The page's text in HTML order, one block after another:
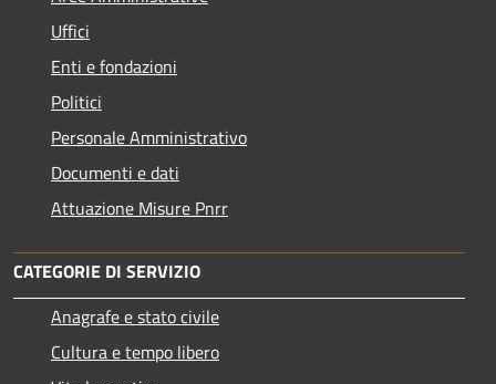
Uffici
Enti e fondazioni
Politici
Personale Amministrativo
Documenti e dati
Attuazione Misure Pnrr
CATEGORIE DI SERVIZIO
Anagrafe e stato civile
Cultura e tempo libero